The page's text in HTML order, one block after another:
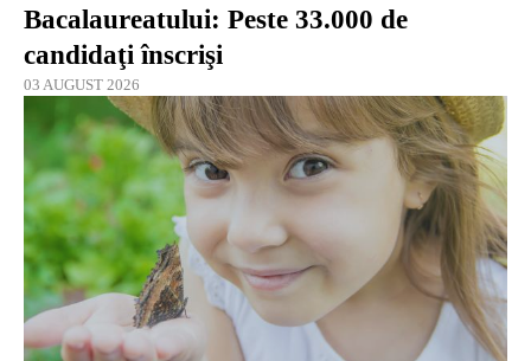
Bacalaureatului: Peste 33.000 de
candidaţi înscrişi
03 AUGUST 2026